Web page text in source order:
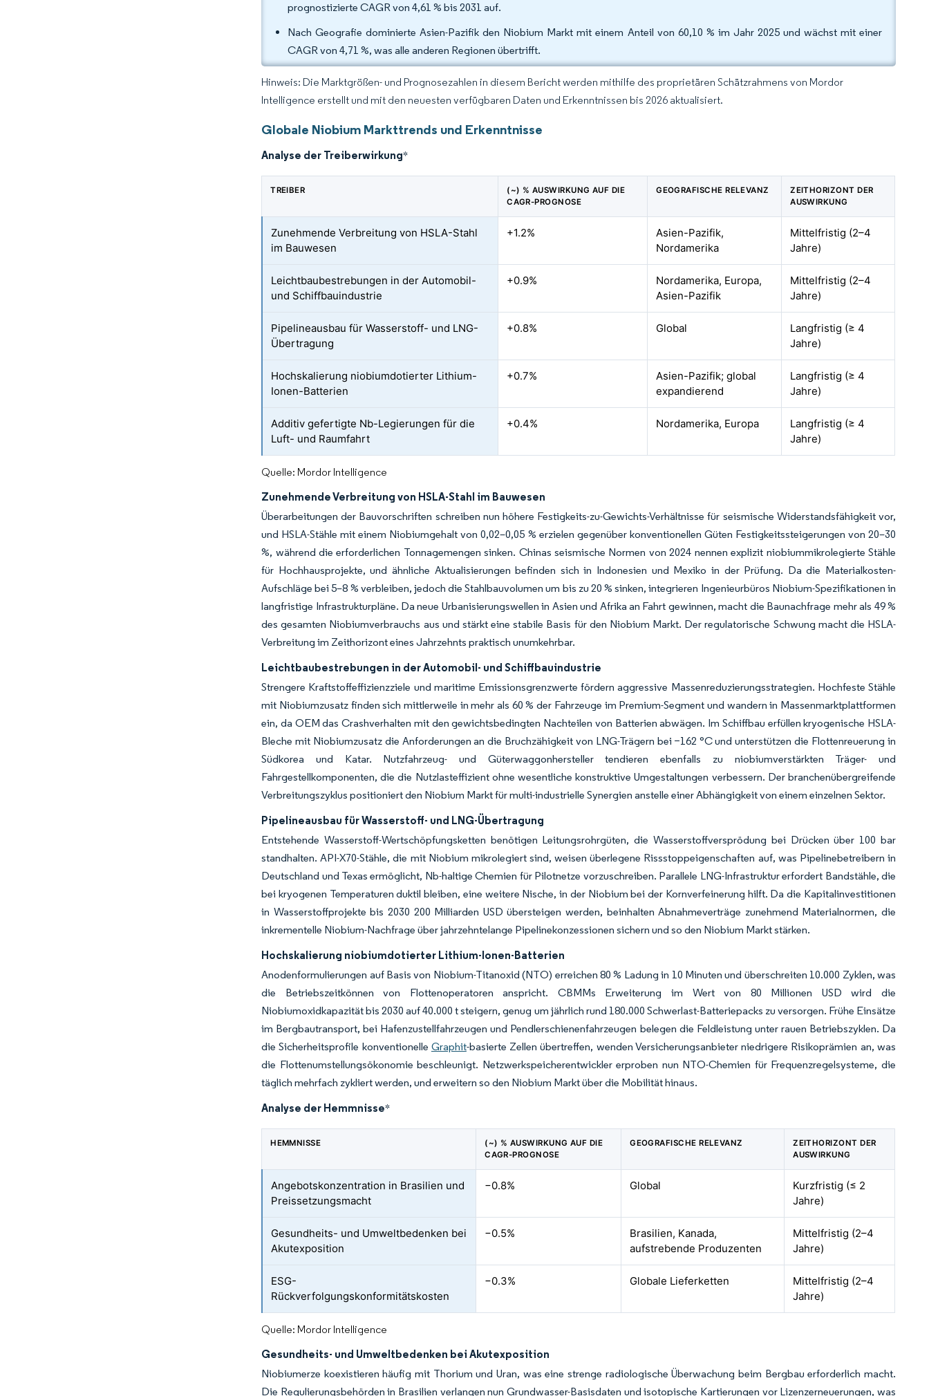
prognostizierte CAGR von 4,61 % bis 2031 auf.
Nach Geografie dominierte Asien-Pazifik den Niobium Markt mit einem Anteil von 60,10 % im Jahr 2025 und wächst mit einer
CAGR von 4,71 %, was alle anderen Regionen übertrifft.
Hinweis: Die Marktgrößen- und Prognosezahlen in diesem Bericht werden mithilfe des proprietären Schätzrahmens von Mordor
Intelligence erstellt und mit den neuesten verfügbaren Daten und Erkenntnissen bis 2026 aktualisiert.
Globale Niobium Markttrends und Erkenntnisse
Analyse der Treiberwirkung*
TREIBER
(~) % AUSWIRKUNG AUF DIE
CAGR-PROGNOSE
GEOGRAFISCHE RELEVANZ
ZEITHORIZONT DER
AUSWIRKUNG
Zunehmende Verbreitung von HSLA-Stahl
im Bauwesen
+1.2%
Asien-Pazifik,
Nordamerika
Mittelfristig (2–4
Jahre)
Leichtbaubestrebungen in der Automobil-
und Schiffbauindustrie
+0.9%
Nordamerika, Europa,
Asien-Pazifik
Mittelfristig (2–4
Jahre)
Pipelineausbau für Wasserstoff- und LNG-
Übertragung
+0.8% Global
Langfristig (≥ 4
Jahre)
Hochskalierung niobiumdotierter Lithium-
Ionen-Batterien
+0.7%
Asien-Pazifik; global
expandierend
Langfristig (≥ 4
Jahre)
Additiv gefertigte Nb-Legierungen für die
Luft- und Raumfahrt
+0.4% Nordamerika, Europa
Langfristig (≥ 4
Jahre)
Quelle: Mordor Intelligence
Zunehmende Verbreitung von HSLA-Stahl im Bauwesen
Überarbeitungen der Bauvorschriften schreiben nun höhere Festigkeits-zu-Gewichts-Verhältnisse für seismische Widerstandsfähigkeit vor,
und HSLA-Stähle mit einem Niobiumgehalt von 0,02–0,05 % erzielen gegenüber konventionellen Güten Festigkeitssteigerungen von 20–30
%, während die erforderlichen Tonnagemengen sinken. Chinas seismische Normen von 2024 nennen explizit niobiummikrolegierte Stähle
für Hochhausprojekte, und ähnliche Aktualisierungen befinden sich in Indonesien und Mexiko in der Prüfung. Da die Materialkosten-
Aufschläge bei 5–8 % verbleiben, jedoch die Stahlbauvolumen um bis zu 20 % sinken, integrieren Ingenieurbüros Niobium-Spezifikationen in
langfristige Infrastrukturpläne. Da neue Urbanisierungswellen in Asien und Afrika an Fahrt gewinnen, macht die Baunachfrage mehr als 49 %
des gesamten Niobiumverbrauchs aus und stärkt eine stabile Basis für den Niobium Markt. Der regulatorische Schwung macht die HSLA-
Verbreitung im Zeithorizont eines Jahrzehnts praktisch unumkehrbar.
Leichtbaubestrebungen in der Automobil- und Schiffbauindustrie
Strengere Kraftstoffeffizienzziele und maritime Emissionsgrenzwerte fördern aggressive Massenreduzierungsstrategien. Hochfeste Stähle
mit Niobiumzusatz finden sich mittlerweile in mehr als 60 % der Fahrzeuge im Premium-Segment und wandern in Massenmarktplattformen
ein, da OEM das Crashverhalten mit den gewichtsbedingten Nachteilen von Batterien abwägen. Im Schiffbau erfüllen kryogenische HSLA-
Bleche mit Niobiumzusatz die Anforderungen an die Bruchzähigkeit von LNG-Trägern bei −162 °C und unterstützen die Flottenreuerung in
Südkorea und Katar. Nutzfahrzeug- und Güterwaggonhersteller tendieren ebenfalls zu niobiumverstärkten Träger- und
Fahrgestellkomponenten, die die Nutzlasteffizient ohne wesentliche konstruktive Umgestaltungen verbessern. Der branchenübergreifende
Verbreitungszyklus positioniert den Niobium Markt für multi-industrielle Synergien anstelle einer Abhängigkeit von einem einzelnen Sektor.
Pipelineausbau für Wasserstoff- und LNG-Übertragung
Entstehende Wasserstoff-Wertschöpfungsketten benötigen Leitungsrohrgüten, die Wasserstoffversprödung bei Drücken über 100 bar
standhalten. API-X70-Stähle, die mit Niobium mikrolegiert sind, weisen überlegene Rissstoppeigenschaften auf, was Pipelinebetreibern in
Deutschland und Texas ermöglicht, Nb-haltige Chemien für Pilotnetze vorzuschreiben. Parallele LNG-Infrastruktur erfordert Bandstähle, die
bei kryogenen Temperaturen duktil bleiben, eine weitere Nische, in der Niobium bei der Kornverfeinerung hilft. Da die Kapitalinvestitionen
in Wasserstoffprojekte bis 2030 200 Milliarden USD übersteigen werden, beinhalten Abnahmeverträge zunehmend Materialnormen, die
inkrementelle Niobium-Nachfrage über jahrzehntelange Pipelinekonzessionen sichern und so den Niobium Markt stärken.
Hochskalierung niobiumdotierter Lithium-Ionen-Batterien
Anodenformulierungen auf Basis von Niobium-Titanoxid (NTO) erreichen 80 % Ladung in 10 Minuten und überschreiten 10.000 Zyklen, was
die Betriebszeitkönnen von Flottenoperatoren anspricht. CBMMs Erweiterung im Wert von 80 Millionen USD wird die
Niobiumoxidkapazität bis 2030 auf 40.000 t steigern, genug um jährlich rund 180.000 Schwerlast-Batteriepacks zu versorgen. Frühe Einsätze
im Bergbautransport, bei Hafenzustellfahrzeugen und Pendlerschienenfahrzeugen belegen die Feldleistung unter rauen Betriebszyklen. Da
die Sicherheitsprofile konventionelle Graphit-basierte Zellen übertreffen, wenden Versicherungsanbieter niedrigere Risikoprämien an, was
die Flottenumstellungsökonomie beschleunigt. Netzwerkspeicherentwickler erproben nun NTO-Chemien für Frequenzregelsysteme, die
täglich mehrfach zykliert werden, und erweitern so den Niobium Markt über die Mobilität hinaus.
Analyse der Hemmnisse*
HEMMNISSE
(~) % AUSWIRKUNG AUF DIE
CAGR-PROGNOSE
GEOGRAFISCHE RELEVANZ
ZEITHORIZONT DER
AUSWIRKUNG
Angebotskonzentration in Brasilien und
Preissetzungsmacht
−0.8% Global
Kurzfristig (≤ 2
Jahre)
Gesundheits- und Umweltbedenken bei
Akutexposition
−0.5%
Brasilien, Kanada,
aufstrebende Produzenten
Mittelfristig (2–4
Jahre)
ESG-
Rückverfolgungskonformitätskosten
−0.3% Globale Lieferketten
Mittelfristig (2–4
Jahre)
Quelle: Mordor Intelligence
Gesundheits- und Umweltbedenken bei Akutexposition
Niobiumerze koexistieren häufig mit Thorium und Uran, was eine strenge radiologische Überwachung beim Bergbau erforderlich macht.
Die Regulierungsbehörden in Brasilien verlangen nun Grundwasser-Basisdaten und isotopische Kartierungen vor Lizenzerneuerungen, was